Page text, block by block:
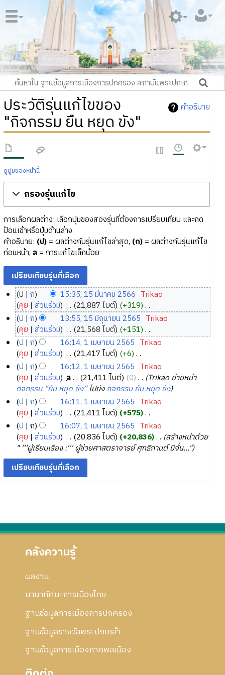
คำอธิบาย
ประวัติรุ่นแก้ไขของ
"กิจกรรม ยืน หยุด ขัง"
ดูปูมของหน้านี้
กรองรุ่นแก้ไข
การเลือกผลต่าง: เลือกปุ่มของสองรุ่นที่ต้องการเปรียบเทียบ และกด
ป้อนเข้าหรือปุ่มด้านล่าง
คำอธิบาย: (ป)= ผลต่างกับรุ่นแก้ไขล่าสุด, (ก)= ผลต่างกับรุ่นแก้ไข
ก่อนหน้า, ล= การแก้ไขเล็กน้อย
5
น
ค
5
6
ป ก 15:35, 15 มีนาคม 2566 Trikao
คุย ส่วนร่วม ‎ 21,887 ไบต์ +319 ‎
ไ
ม่
มี
ค
ว
า
ม
ย่
อ
ก
า
ร
แ
ก้
ไ
5
ถุ
ย
2
5
ป ก 13:55, 15 มิถุนายน 2565 Trikao
คุย ส่วนร่วม ‎ 21,568 ไบต์ +151 ‎
ไ
ม่
มี
ค
ว
า
ม
ย่
อ
ก
า
ร
แ
า
น
6
ป ก 16:14, 1 เมษายน 2565 Trikao
คุย ส่วนร่วม ‎ 21,417 ไบต์ +6 ‎
ไ
ม่
มี
ค
ว
า
ม
ย่
ก
า
ข
ป ก 16:12, 1 เมษายน 2565 Trikao
คุย ส่วนร่วม ‎ล 21,411 ไบต์ 0 ‎
Trikao ย้ายหน้า
กิจกรรม “ยืน หยุด ขัง”ไปยัง กิจกรรม ยืน หยุด ขัง
ป ก 16:11, 1 เมษายน 2565 Trikao
คุย ส่วนร่วม ‎ 21,411 ไบต์ +575 ‎
ไ
ม่
มี
ค
ว
า
ก
า
ป ก 16:07, 1 เมษายน 2565 Trikao
คุย ส่วนร่วม ‎ 20,836 ไบต์ +20,836 ‎
สร้างหน้าด้วย
" '''ผู้เรียบเรียง :''' ผู้ช่วยศาสตราจารย์ ศุทธิกานต์ มีจั่น..."
คลังความรู้
ผลงาน
นานาทัศนะการเมืองไทย
ฐานข้อมูลการเมืองการปกครอง
ฐานข้อมูลรางวัลพระปกเกล้า
ฐานข้อมูลการเมืองภาคพลเมือง